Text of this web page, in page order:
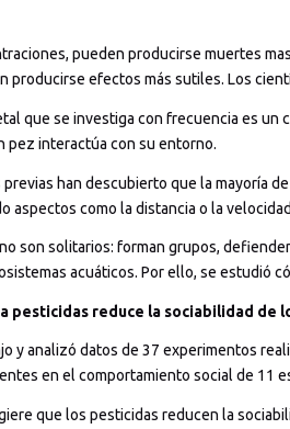
pueden producirse muertes
producirse efectos más sutiles. Los
que se investiga con frecuencia es un
pez interactúa con su entorno.
han descubierto que la mayoría
aspectos como la distancia o la
son solitarios: forman grupos,
acuáticos. Por ello, se estudió
pesticidas reduce la sociabilidad de
y analizó datos de 37 experimentos
en el comportamiento social de 11
que los pesticidas reducen la